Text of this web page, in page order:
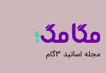
مجله اساتید 3گام